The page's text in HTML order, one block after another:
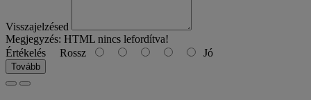
Visszajelzésed
Megjegyzés: HTML nincs lefordítva!
Értékelés Rossz Jó
Tovább